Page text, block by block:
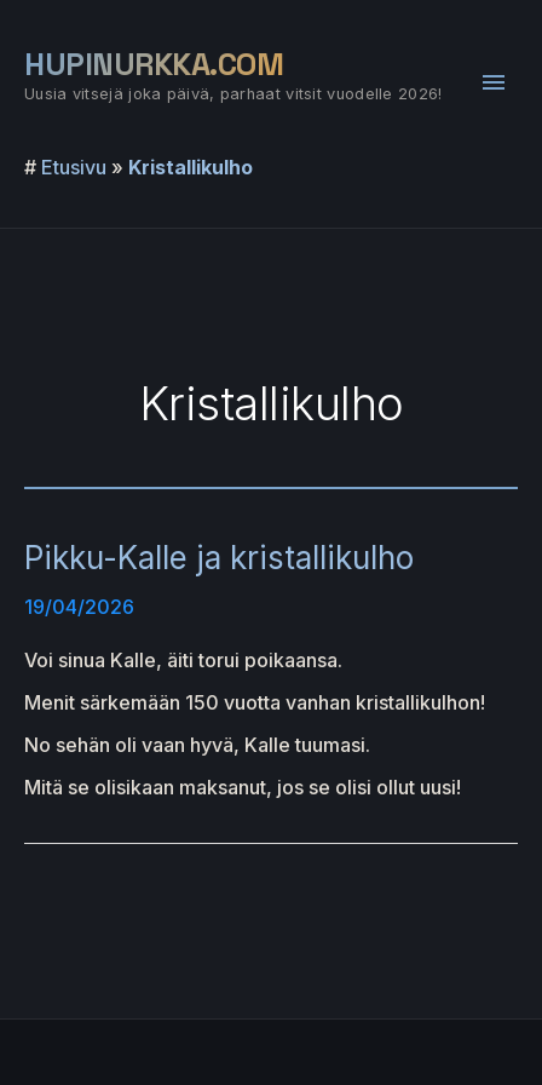
sisältöön
HUPINURKKA.COM
Uusia vitsejä joka päivä, parhaat vitsit vuodelle 2026!
# Etusivu » Kristallikulho
Kristallikulho
Pikku-Kalle ja kristallikulho
19/04/2026
Voi sinua Kalle, äiti torui poikaansa.
Menit särkemään 150 vuotta vanhan kristallikulhon!
No sehän oli vaan hyvä, Kalle tuumasi.
Mitä se olisikaan maksanut, jos se olisi ollut uusi!